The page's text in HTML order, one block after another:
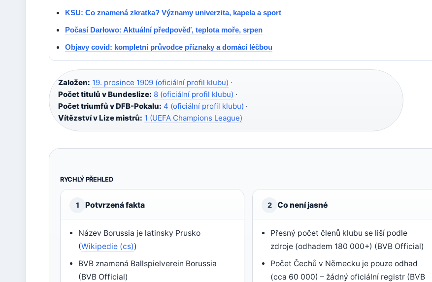
KSU: Co znamená zkratka? Významy univerzita, kapela a sport
Počasí Darłowo: Aktuální předpověď, teplota moře, srpen
Objavy covid: kompletní průvodce příznaky a domácí léčbou
Založen: 19. prosince 1909 (oficiální profil klubu) ·
Počet titulů v Bundeslize: 8 (oficiální profil klubu) ·
Počet triumfů v DFB-Pokalu: 4 (oficiální profil klubu) ·
Vítězství v Lize mistrů: 1 (UEFA Champions League)
RYCHLÝ PŘEHLED
1 Potvrzená fakta
Název Borussia je latinsky Prusko
(Wikipedie (cs))
BVB znamená Ballspielverein Borussia
(BVB Official)
2 Co není jasné
Přesný počet členů klubu se liší podle
zdroje (odhadem 180 000+) (BVB Official)
Počet Čechů v Německu je pouze odhad
(cca 60 000) – žádný oficiální registr (BVB